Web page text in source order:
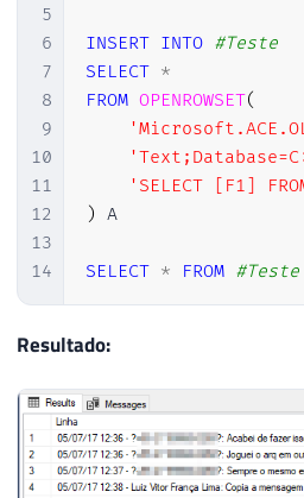
5
6
7
8
9
10
11
12
13
14
INSERT INTO #Teste
SELECT *
FROM OPENROWSET(
'SELECT [F1]
) A
SELECT * FROM #Teste
Resultado: